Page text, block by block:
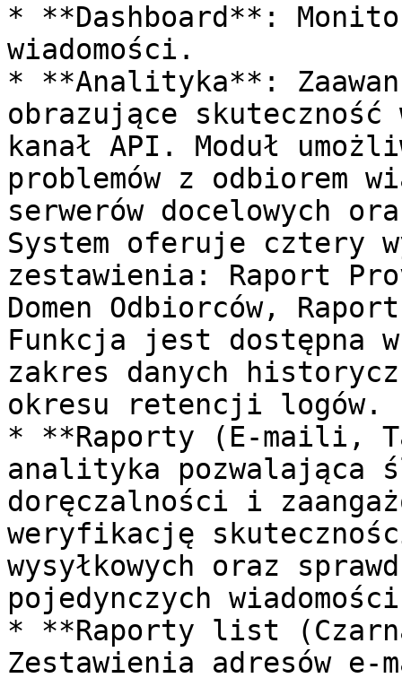
* **Dashboard**:
wiadomości.
* **Analityka**:
obrazujące skuteczność
kanał API. Moduł
problemów z odbiorem
serwerów docelowych
System oferuje cztery
zestawienia: Raport
Domen Odbiorców,
Funkcja jest dostępna
zakres danych
okresu retencji logów.
* **Raporty (E-maili,
analityka pozwalająca
doręczalności i
weryfikację
wysyłkowych oraz
pojedynczych
* **Raporty list
Zestawienia adresów e-